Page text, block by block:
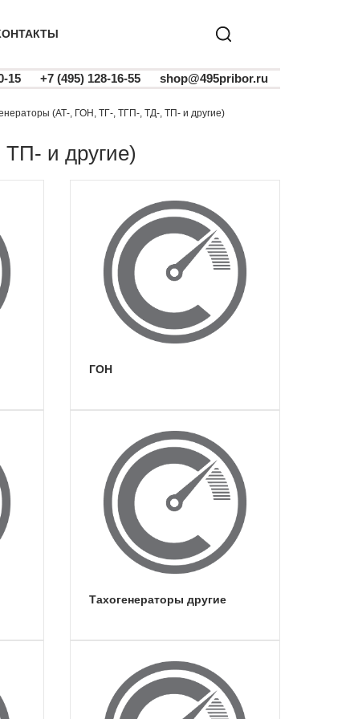
15 +7 (495) 128-16-55 shop@495pribor.ru
(АТ-, ГОН, ТГ-, ТГП-, ТД-, ТП- и другие)
и другие)
ГОН
тахогенераторы другие